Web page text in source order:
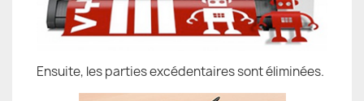
Ensuite, les parties excédentaires sont éliminées.